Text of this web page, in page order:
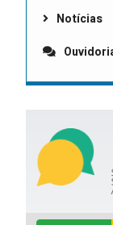
Notícias